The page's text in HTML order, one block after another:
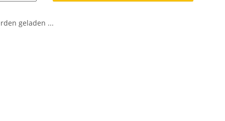
geladen ...